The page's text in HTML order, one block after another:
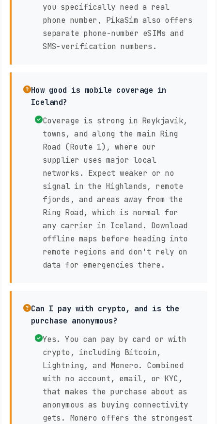
you specifically need a real
phone number, PikaSim also offers
separate phone-number eSIMs and
SMS-verification numbers.
How good is mobile coverage in
Iceland?
Coverage is strong in Reykjavik,
towns, and along the main Ring
Road (Route 1), where our
supplier uses major local
networks. Expect weaker or no
signal in the Highlands, remote
fjords, and areas away from the
Ring Road, which is normal for
any carrier in Iceland. Download
offline maps before heading into
remote regions and don't rely on
data for emergencies there.
Can I pay with crypto, and is the
purchase anonymous?
Yes. You can pay by card or with
crypto, including Bitcoin,
Lightning, and Monero. Combined
with no account, email, or KYC,
that makes the purchase about as
anonymous as buying connectivity
gets. Monero offers the strongest